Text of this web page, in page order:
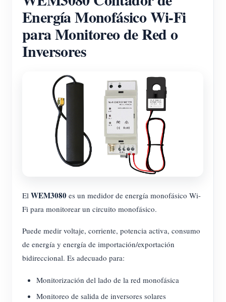
Energía Monofásico Wi-Fi
para Monitoreo de Red o
Inversores
El WEM3080 es un medidor de energía monofásico Wi-
Fi para monitorear un circuito monofásico.
Puede medir voltaje, corriente, potencia activa, consumo
de energía y energía de importación/exportación
bidireccional. Es adecuado para:
Monitorización del lado de la red monofásica
Monitoreo de salida de inversores solares